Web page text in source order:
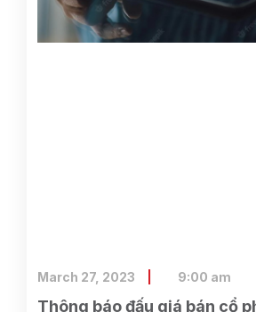
Thông báo đấu giá bán cổ
March 27, 2023 9:00 am